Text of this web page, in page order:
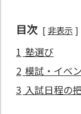
目次 非表示
1 塾選び
2 模試・イベ
3 入試日程の